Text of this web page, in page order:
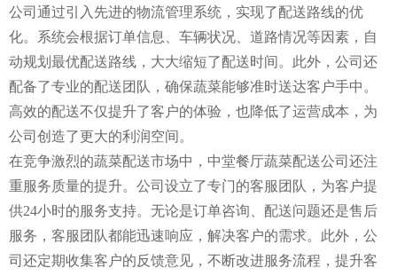
公司通过引入先进的物流管理系统，实现了配送路线的优
化。系统会根据订单信息、车辆状况、道路情况等因素，自
动规划最优配送路线，大大缩短了配送时间。此外，公司还
配备了专业的配送团队，确保蔬菜能够准时送达客户手中。
高效的配送不仅提升了客户的体验，也降低了运营成本，为
公司创造了更大的利润空间。
在竞争激烈的蔬菜配送市场中，中堂餐厅蔬菜配送公司还注
重服务质量的提升。公司设立了专门的客服团队，为客户提
供24小时的服务支持。无论是订单咨询、配送问题还是售后
服务，客服团队都能迅速响应，解决客户的需求。此外，公
司还定期收集客户的反馈意见，不断改进服务流程，提升客